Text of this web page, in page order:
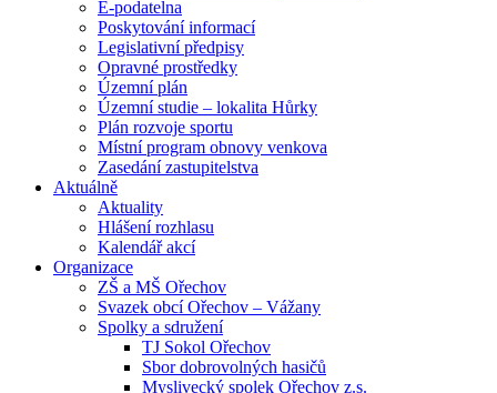
E-podatelna
Poskytování informací
Legislativní předpisy
Opravné prostředky
Územní plán
Územní studie – lokalita Hůrky
Plán rozvoje sportu
Místní program obnovy venkova
Zasedání zastupitelstva
Aktuálně
Aktuality
Hlášení rozhlasu
Kalendář akcí
Organizace
ZŠ a MŠ Ořechov
Svazek obcí Ořechov – Vážany
Spolky a sdružení
TJ Sokol Ořechov
Sbor dobrovolných hasičů
Myslivecký spolek Ořechov z.s.